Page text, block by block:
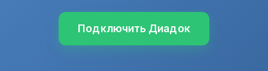
Подключить Диадок